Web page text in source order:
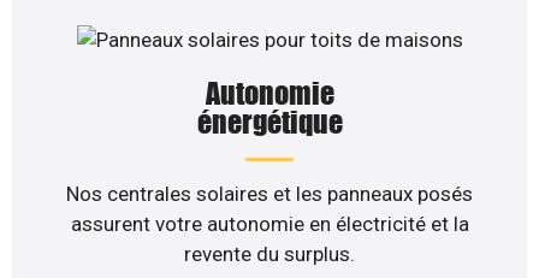
Autonomie
énergétique
Nos centrales solaires et les panneaux posés
assurent votre autonomie en électricité et la
revente du surplus.